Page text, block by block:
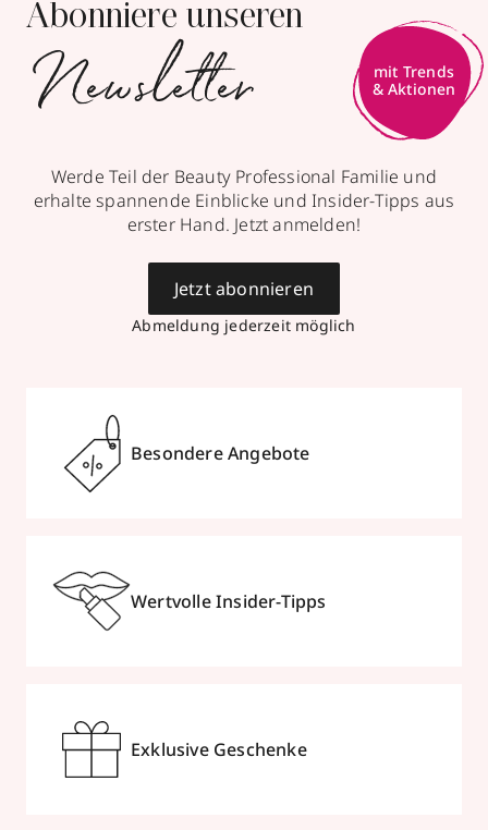
Abonniere unseren
Newsletter
mit Trends
& Aktionen
Werde Teil der Beauty Professional Familie und
erhalte spannende Einblicke und Insider-Tipps aus
erster Hand. Jetzt anmelden!
Abmeldung jederzeit möglich
Jetzt abonnieren
Besondere Angebote
Wertvolle Insider-Tipps
Exklusive Geschenke